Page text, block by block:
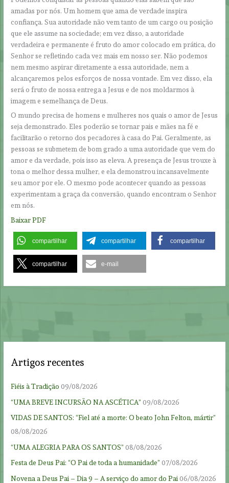
amadas por nós. Um homem que ama de verdade inspira
confiança. Sua autoridade não vem tanto de um cargo ou posição
que ele assume na sociedade; em vez disso, a autoridade
verdadeira e permanente é fruto do amor colocado em prática, do
Senhor se refletindo cada vez mais em nosso ser. Não podemos
nem mesmo aspirar diretamente a essa autoridade, nem a
alcançaremos pelos esforços de nossa vontade. Em vez disso, ela
será o fruto de nossa entrega a Jesus e de nos moldarmos à
imagem e semelhança de Deus.
O mundo precisa de homens e mulheres nos quais o amor de Jesus
seja demonstrado. Eles poderão se tornar pais e mães na fé e
facilitarão o retorno dos pecadores à casa do Pai. Geralmente, as
pessoas se submetem de bom grado a uma autoridade que vem do
amor e da verdade, pois isso as eleva. A presença de Jesus trouxe à
tona o melhor dessa mulher, e ela demonstrou incansavelmente
seu amor por ele. O mesmo pode acontecer quando as pessoas
experimentam a graça da conversão, quando encontram o Senhor
em nós.
Baixar PDF
compartilhar compartilhar compartilhar
compartilhar e-mail
Artigos recentes
Fiéis à Tradição 09/08/2026
“UMA BREVE INCURSÃO NA ASCÉTICA” 09/08/2026
VIDAS DE SANTOS: “Fiel até a morte: O beato John Felton, mártir”
08/08/2026
“UMA ALEGRIA PARA OS SANTOS” 08/08/2026
Festa de Deus Pai: “O Pai de toda a humanidade” 07/08/2026
Novena a Deus Pai – Dia 9 – A serviço do amor do Pai 06/08/2026